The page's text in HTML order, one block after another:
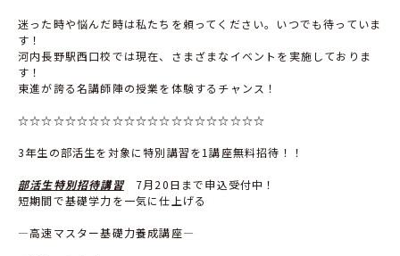
迷った時や悩んだ時は私たちを頼ってください。いつでも待っていま
す！
河内長野駅西口校では現在、さまざまなイベントを実施しておりま
す！
東進が誇る名講師陣の授業を体験するチャンス！
☆☆☆☆☆☆☆☆☆☆☆☆☆☆☆☆☆☆☆☆☆
3年生の部活生を対象に特別講習を1講座無料招待！！
部活生特別招待講習7月20日まで申込受付中！
短期間で基礎学力を一気に仕上げる
―高速マスター基礎力養成講座―